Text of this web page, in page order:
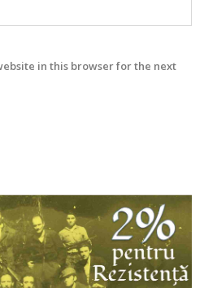
in this browser for the next